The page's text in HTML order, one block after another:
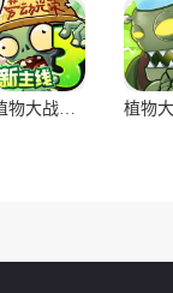
植物大战僵尸3